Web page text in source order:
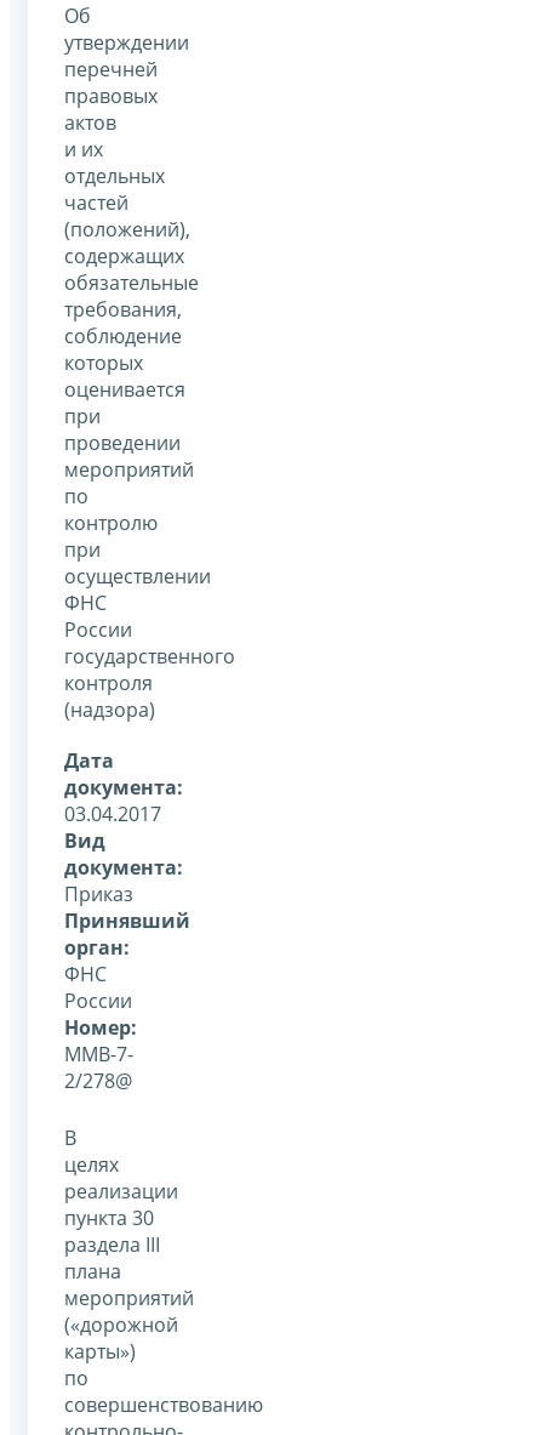
Об
утверждении
перечней
правовых
актов
и их
отдельных
частей
(положений),
содержащих
обязательные
требования,
соблюдение
которых
оценивается
при
проведении
мероприятий
по
контролю
при
осуществлении
ФНС
России
государственного
контроля
(надзора)
Дата
документа:
03.04.2017
Вид
документа:
Приказ
Принявший
орган:
ФНС
России
Номер:
ММВ-7-
2/278@
В
целях
реализации
пункта 30
раздела III
плана
мероприятий
(«дорожной
карты»)
по
совершенствованию